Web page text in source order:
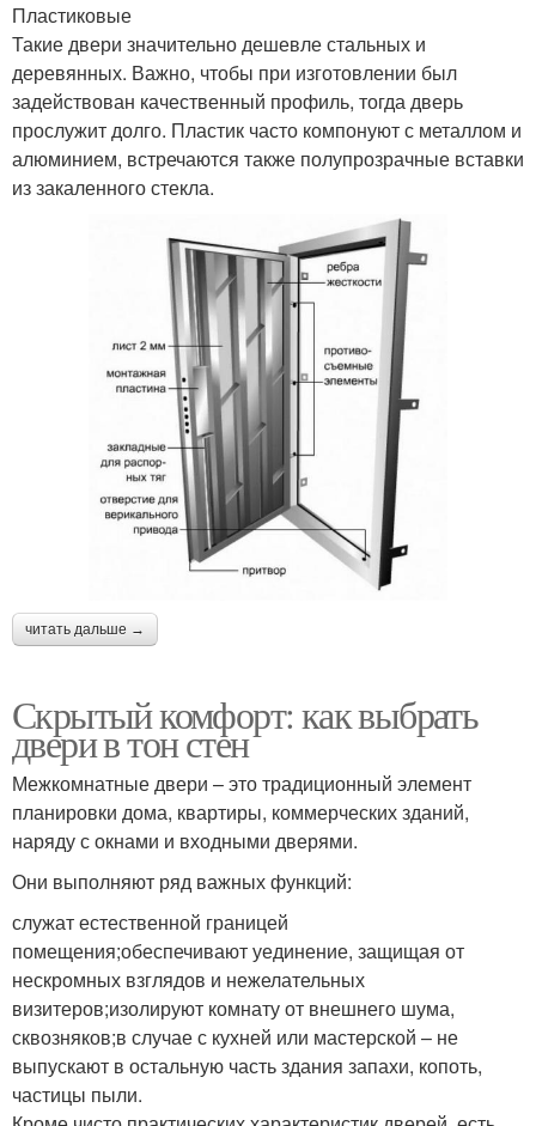
Пластиковые
Такие двери значительно дешевле стальных и
деревянных. Важно, чтобы при изготовлении был
задействован качественный профиль, тогда дверь
прослужит долго. Пластик часто компонуют с металлом и
алюминием, встречаются также полупрозрачные вставки
из закаленного стекла.
читать дальше →
Скрытый комфорт: как выбрать
двери в тон стен
Межкомнатные двери – это традиционный элемент
планировки дома, квартиры, коммерческих зданий,
наряду с окнами и входными дверями.
Они выполняют ряд важных функций:
служат естественной границей
помещения;обеспечивают уединение, защищая от
нескромных взглядов и нежелательных
визитеров;изолируют комнату от внешнего шума,
сквозняков;в случае с кухней или мастерской – не
выпускают в остальную часть здания запахи, копоть,
частицы пыли.